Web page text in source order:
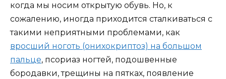
когда мы носим открытую обувь. Но, к
сожалению, иногда приходится сталкиваться с
такими неприятными проблемами, как
вросший ноготь (онихокриптоз) на большом
пальце, псориаз ногтей, подошвенные
бородавки, трещины на пятках, появление